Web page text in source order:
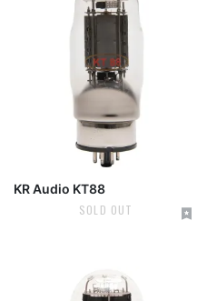
KR Audio KT88
SOLD OUT